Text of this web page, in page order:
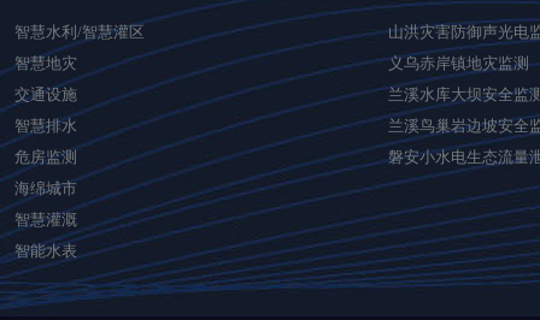
智慧水利/智慧灌区
智慧地灾
交通设施
智慧排水
危房监测
海绵城市
智慧灌溉
智能水表
山洪灾害防御声光电
义乌赤岸镇地灾监测
兰溪水库大坝安全监
兰溪鸟巢岩边坡安全
磐安小水电生态流量